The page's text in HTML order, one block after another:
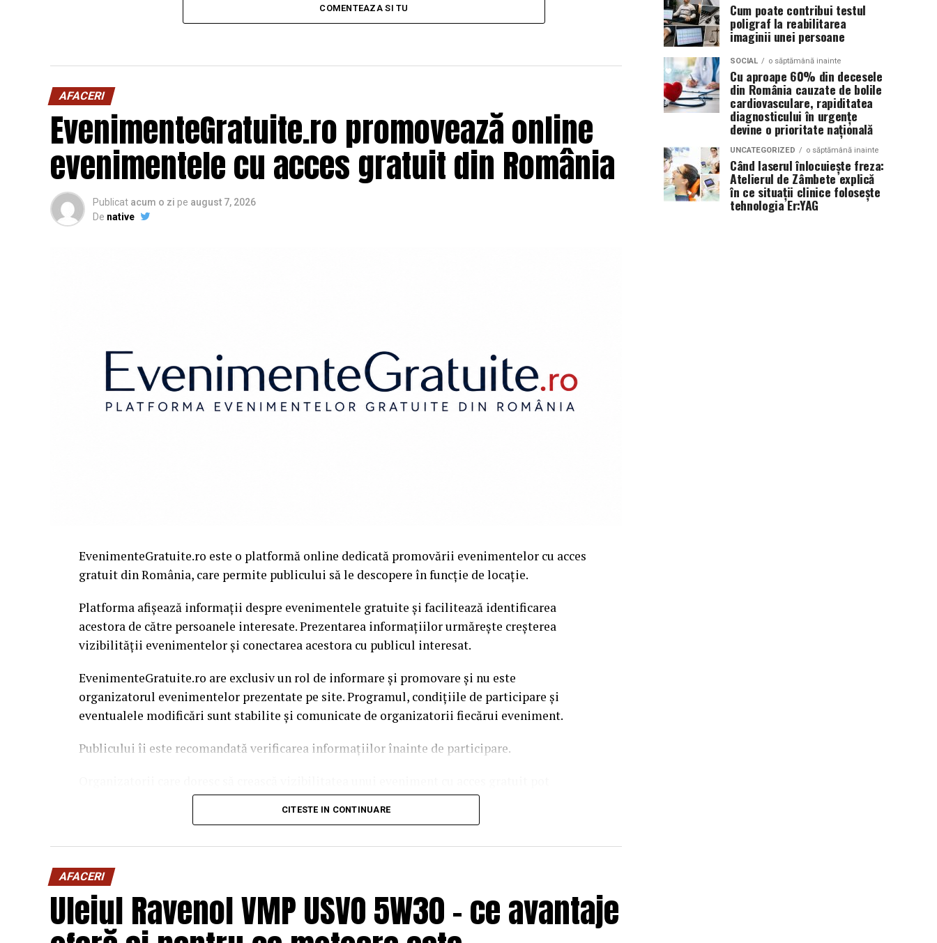
COMENTEAZA SI TU
AFACERI
EvenimenteGratuite.ro promovează online
evenimentele cu acces gratuit din România
Publicat acum o zi pe august 7, 2026
De native
EvenimenteGratuite.ro este o platformă online dedicată promovării evenimentelor cu acces
gratuit din România, care permite publicului să le descopere în funcție de locație.
Platforma afișează informații despre evenimentele gratuite și facilitează identificarea
acestora de către persoanele interesate. Prezentarea informațiilor urmărește creșterea
vizibilității evenimentelor și conectarea acestora cu publicul interesat.
EvenimenteGratuite.ro are exclusiv un rol de informare și promovare și nu este
organizatorul evenimentelor prezentate pe site. Programul, condițiile de participare și
eventualele modificări sunt stabilite și comunicate de organizatorii fiecărui eveniment.
Publicului îi este recomandată verificarea informațiilor înainte de participare.
solicita o ofertă de promovare din partea echipei EvenimenteGratuite.ro. Adresa de contact
CITESTE IN CONTINUARE
AFACERI
Uleiul Ravenol VMP USVO 5W30 – ce avantaje
Cum poate contribui testul
poligraf la reabilitarea
imaginii unei persoane
SOCIAL o săptămână inainte
Cu aproape 60% din decesele
din România cauzate de bolile
cardiovasculare, rapiditatea
diagnosticului în urgențe
devine o prioritate națională
UNCATEGORIZED o săptămână inainte
Când laserul înlocuiește freza:
Atelierul de Zâmbete explică
în ce situații clinice folosește
tehnologia Er:YAG